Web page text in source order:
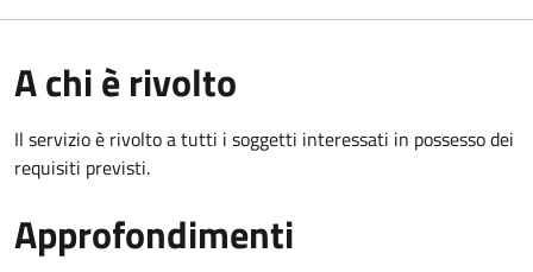
A chi è rivolto
Il servizio è rivolto a tutti i soggetti interessati in possesso dei
requisiti previsti.
Approfondimenti